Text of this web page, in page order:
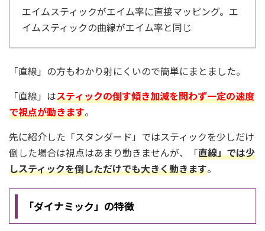
エイムスティックがエイム率に直接マッピング。エ
イムスティックの曲線がエイム率と同じ
「直線」の方もわかり射にくいので簡単にまとました。
「直線」はスティックの倒す傾き加減を問わず一定の速度
で視点が動きます。
先に紹介した「スタンダード」ではスティックを少しだけ
倒した場合は視点はあまり動きませんが、「直線」では少
しスティックを倒しただけでも大きく動きます。
「ダイナミック」の特徴